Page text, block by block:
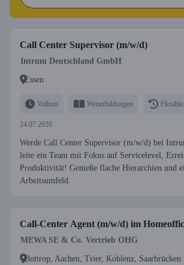
Call Center Supervisor (m/w/d)
Intrum Deutschland GmbH
Essen
Vollzeit Weiterbildungen
24.07.2026
Werde Call Center Supervisor (m/w/d) bei
leite ein Team mit Fokus auf Servicelevel,
Produktivität! Genieße flache Hierarchien und
Arbeitsumfeld.
Call-Center Agent (m/w/d) im
MEWA SE & Co. Vertrieb OHG
Bottrop, Aachen, Trier, Koblenz, Saarbrücken